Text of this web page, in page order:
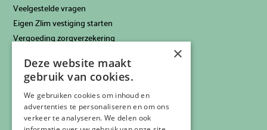
Veelgestelde vragen
Eigen Zlim vestiging starten
Vergoeding zorgverzekering
Privacyverklaring
Cookiebeleid
Klachtenregeling
Algemene voorwaarden
Contactgegevens
×
Deze website maakt
gebruik van cookies.
We gebruiken cookies om inhoud en
advertenties te personaliseren en om ons
verkeer te analyseren. We delen ook